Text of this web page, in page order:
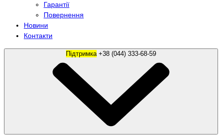
Гарантії
Повернення
Новини
Контакти
Підтримка